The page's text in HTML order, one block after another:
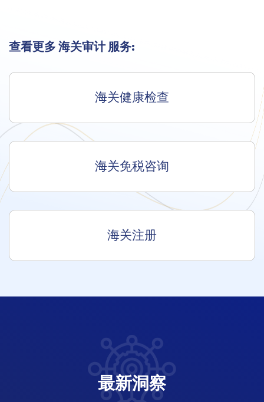
查看更多 海关审计 服务:
海关健康检查
海关免税咨询
海关注册
最新洞察